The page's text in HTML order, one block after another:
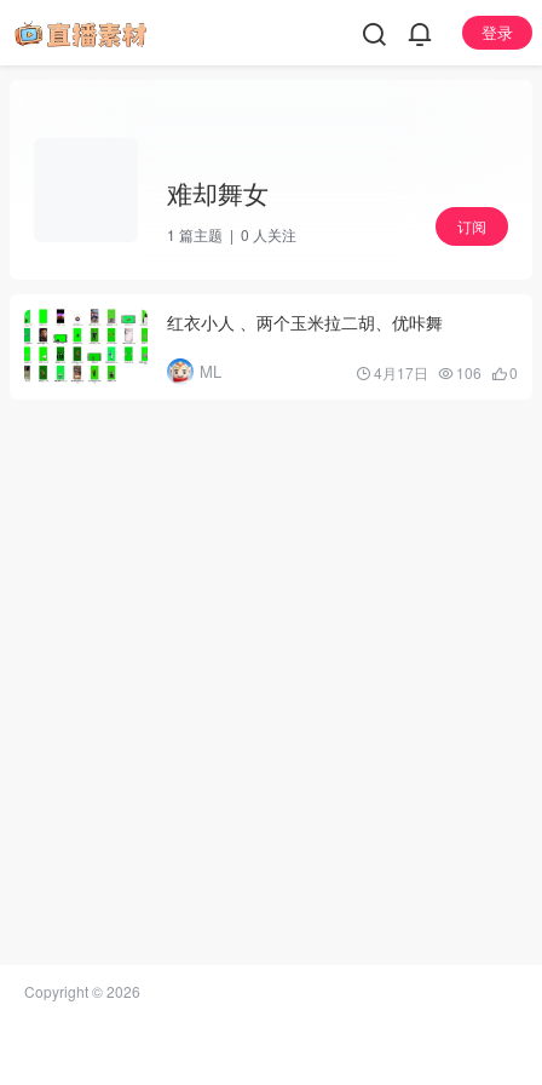
登录
难却舞女
1 篇主题 | 0 人关注 订阅
红衣小人 、两个玉米拉二胡、优咔舞
ML 4月17日 106 0
Copyright © 2026